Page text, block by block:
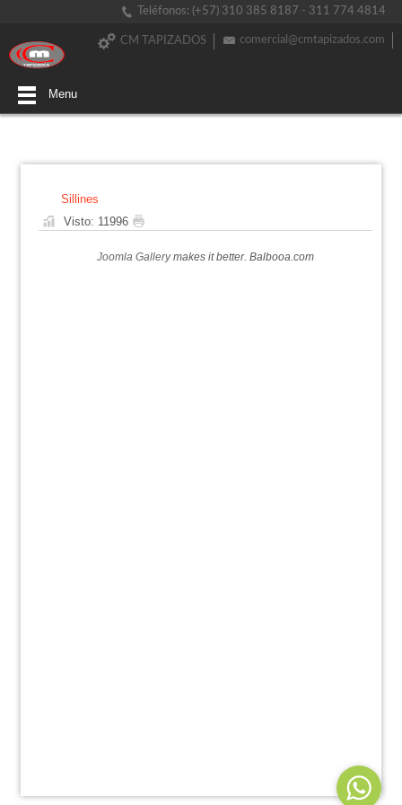
Teléfonos: (+57) 310 385 8187 - 311 774 4814
comercial@cmtapizados.com
CM TAPIZADOS
Menu
Sillines
Visto: 11996
Joomla Gallerymakes it better. Balbooa.com